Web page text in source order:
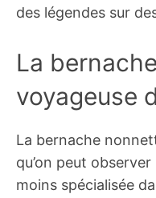
des légendes sur
La
voyageuse
La bernache
qu’on peut
moins spécialisée